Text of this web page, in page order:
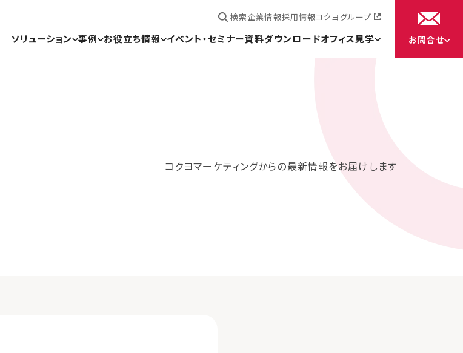
ソリューション 事例 お役立ち情報 イベント・セミナー資料ダウンロードオフィス見学
検索企業情報採用情報コクヨグループ
お問合せ
コクヨマーケティングからの最新情報をお届けします